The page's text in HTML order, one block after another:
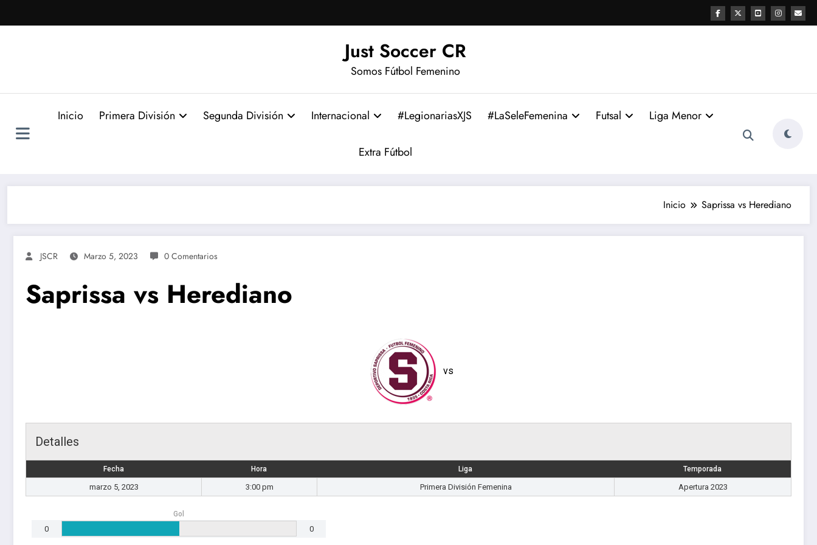
al
Just Soccer CR
Somos Fútbol Femenino
Inicio Primera División Segunda División Internacional #LegionariasXJS #LaSeleFemenina Futsal Liga Menor
Extra Fútbol
Inicio Saprissa vs Herediano
JSCR Marzo 5, 2023 0 Comentarios
Saprissa vs Herediano
vs
Detalles
Fecha Hora Liga Temporada
marzo 5, 2023 3:00 pm Primera División Femenina Apertura 2023
Gol
0 0